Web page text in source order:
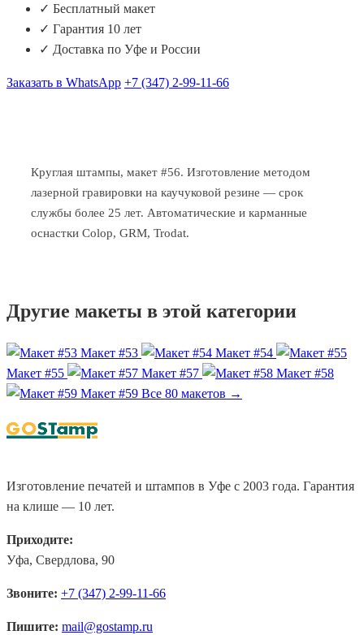
✓ Бесплатный макет
✓ Гарантия 10 лет
✓ Доставка по Уфе и России
Заказать в WhatsApp +7 (347) 2-99-11-66
Круглая штампы, макет #56. Изготовление методом
лазерной гравировки на каучуковой резине — срок
службы более 25 лет. Автоматические и карманные
оснастки Colop, GRM, Trodat.
Другие макеты в этой категории
Макет #53
Макет #54
Макет #55
Макет #57
Макет #58
Макет #59 Все 80 макетов →
Изготовление печатей и штампов в Уфе с 2003 года. Гарантия
на клише — 10 лет.
Приходите:
Уфа, Свердлова, 90
Звоните: +7 (347) 2-99-11-66
Пишите: mail@gostamp.ru